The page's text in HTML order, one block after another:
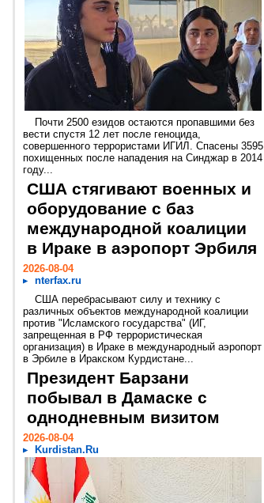
Почти 2500 езидов остаются пропавшими без
вести спустя 12 лет после геноцида,
совершенного террористами ИГИЛ. Спасены 3595
похищенных после нападения на Синджар в 2014
году...
США стягивают военных и
оборудование с баз
международной коалиции
в Ираке в аэропорт Эрбиля
2026-08-04
nterfax.ru
США перебрасывают силу и технику с
различных объектов международной коалиции
против "Исламского государства" (ИГ,
запрещенная в РФ террористическая
организация) в Ираке в международный аэропорт
в Эрбиле в Иракском Курдистане...
Президент Барзани
побывал в Дамаске с
однодневным визитом
2026-08-04
Kurdistan.Ru